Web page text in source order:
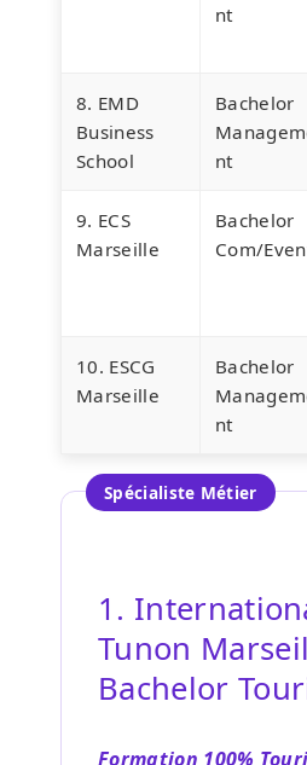
nt
8. EMD
Business
School
Bachelor
nt
9. ECS
Marseille
Bachelor
Com/
10. ESCG
Marseille
Bachelor
nt
Spécialiste Métier
1.
Tunon
Bachelor
Formation 100%